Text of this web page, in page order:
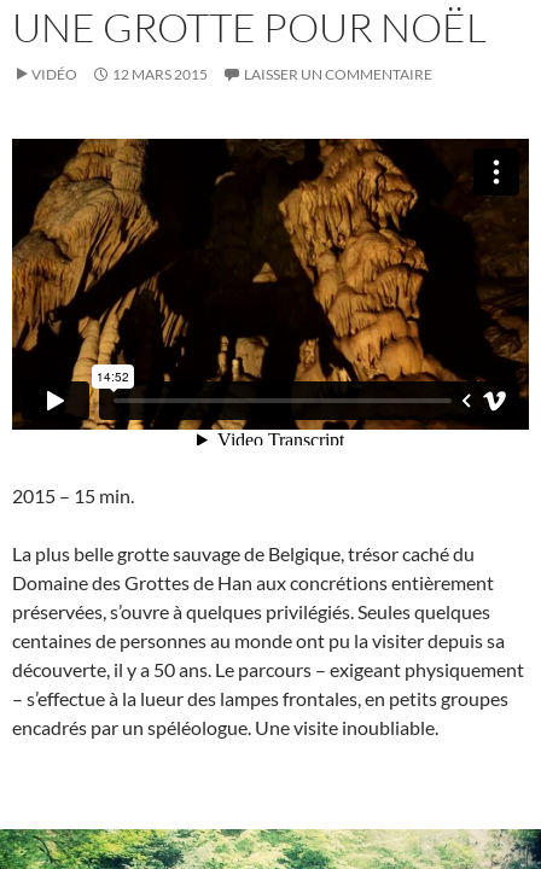
UNE GROTTE POUR NOËL
VIDÉO 12 MARS 2015 LAISSER UN COMMENTAIRE
2015 – 15 min.
La plus belle grotte sauvage de Belgique, trésor caché du
Domaine des Grottes de Han aux concrétions entièrement
préservées, s’ouvre à quelques privilégiés. Seules quelques
centaines de personnes au monde ont pu la visiter depuis sa
découverte, il y a 50 ans. Le parcours – exigeant physiquement
– s’effectue à la lueur des lampes frontales, en petits groupes
encadrés par un spéléologue. Une visite inoubliable.